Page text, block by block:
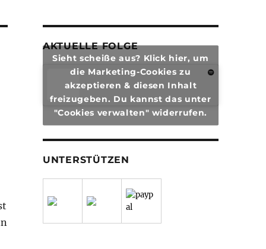
AKTUELLE FOLGE
Sieht scheiße aus? Klick hier, um
die Marketing-Cookies zu
akzeptieren & diesen Inhalt
freizugeben. Du kannst das unter
"Cookies verwalten" widerrufen.
UNTERSTÜTZEN